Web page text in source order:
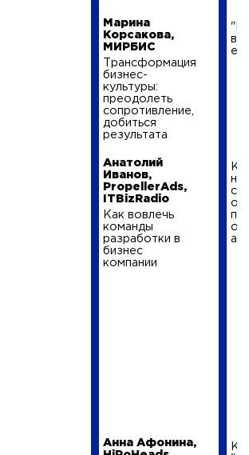
Марина
Корсакова,
МИРБИС
Трансформация
бизнес-
культуры:
преодолеть
сопротивление,
добиться
результата
Анатолий
Иванов,
PropellerAds,
ITBizRadio
Как вовлечь
команды
разработки в
бизнес
компании
Анна Афонина,
в